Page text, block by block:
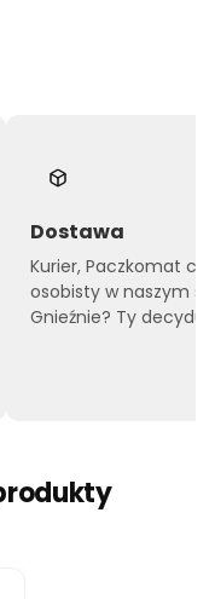
Dostawa
Kurier, Paczkomat
osobisty w naszym
Gnieźnie? Ty